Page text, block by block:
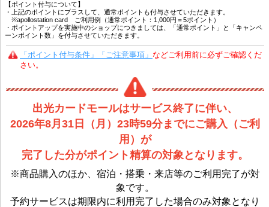
【ポイント付与について】
・上記のポイントにプラスして、通常ポイントも付与させていただきます。
※apollostation card ご利用例（通常ポイント：1,000円＝5ポイント）
・ポイントアップを実施中のショップにつきましては、「通常ポイント」と「キャンペ
ーンポイント数」を付与させていただきます。
「ポイント付与条件」「ご注意事項」 などご利用前に必ずご確認くだ
さい。
出光カードモールはサービス終了に伴い、
2026年8月31日（月）23時59分までにご購入（ご利
用）が
完了した分がポイント精算の対象となります。
※商品購入のほか、宿泊・搭乗・来店等のご利用完了が対
象です。
予約サービスは期限内に利用完了した場合のみ対象となり